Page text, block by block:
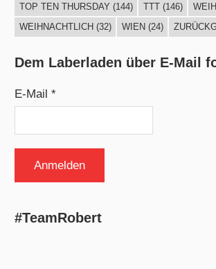
TOP TEN THURSDAY (144) TTT(146)
WEIHNACHTLICH (32) WIEN (24)
Dem Laberladen über E-Mail
E-Mail *
#TeamRobert